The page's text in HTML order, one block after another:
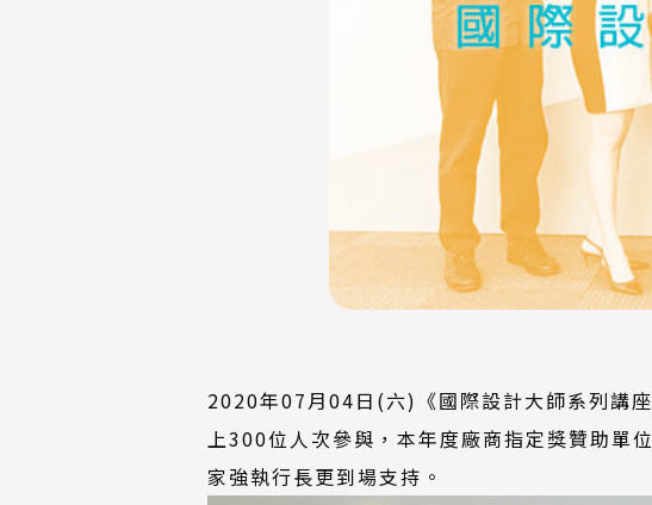
2020年07月04日(六)《國際設計大師系列講
上300位人次參與，本年度廠商指定獎贊助單
家強執行長更到場支持。